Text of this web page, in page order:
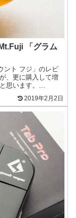
「グラム
ント フジ」のレビ
、更に購入して増
思います。
2019年2月2日